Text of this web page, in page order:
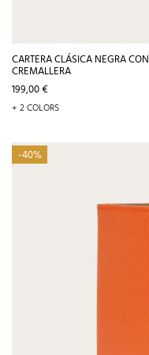
CARTERA CLÁSICA NEGRA CON
CREMALLERA
Precio
199,00 €
+ 2 COLORS
-40%